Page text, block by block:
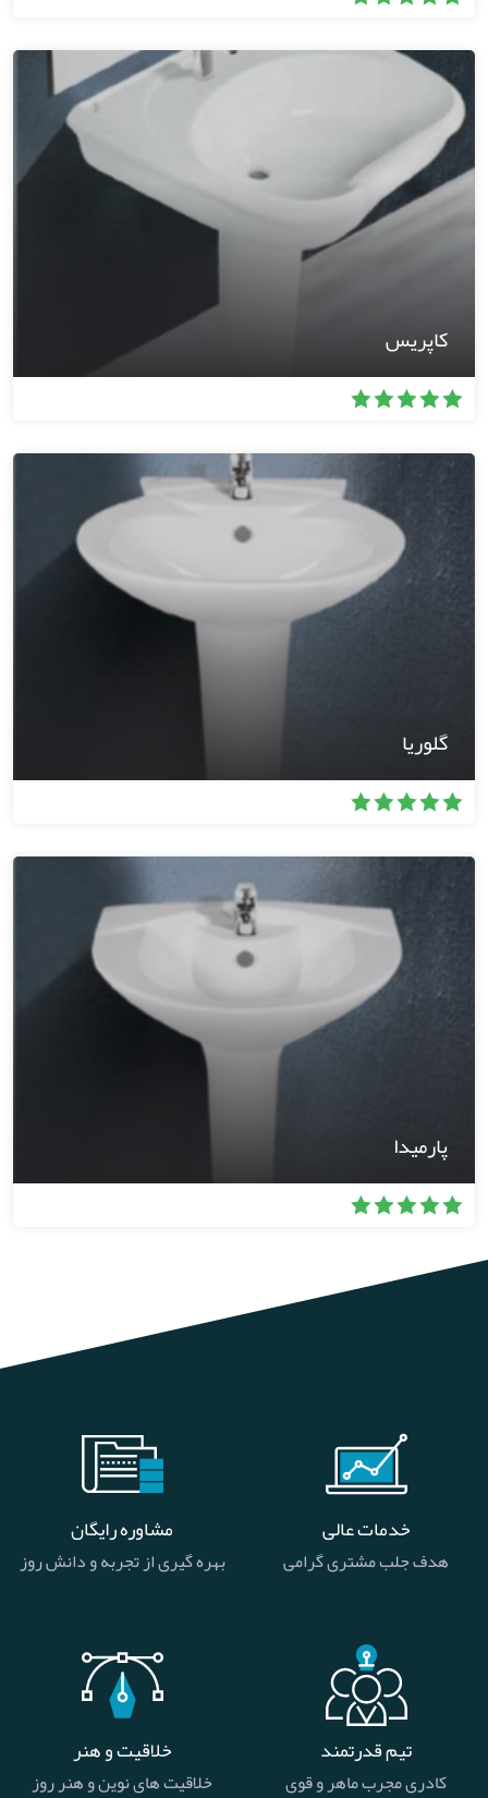
کاپریس
گلوریا
پارمیدا
خدمات عالی
هدف جلب مشتری گرامی
مشاوره رایگان
بهره گیری از تجربه و دانش روز
تیم قدرتمند
کادری مجرب ماهر و قوی
خلاقیت و هنر
خلاقیت های نوین و هنر روز